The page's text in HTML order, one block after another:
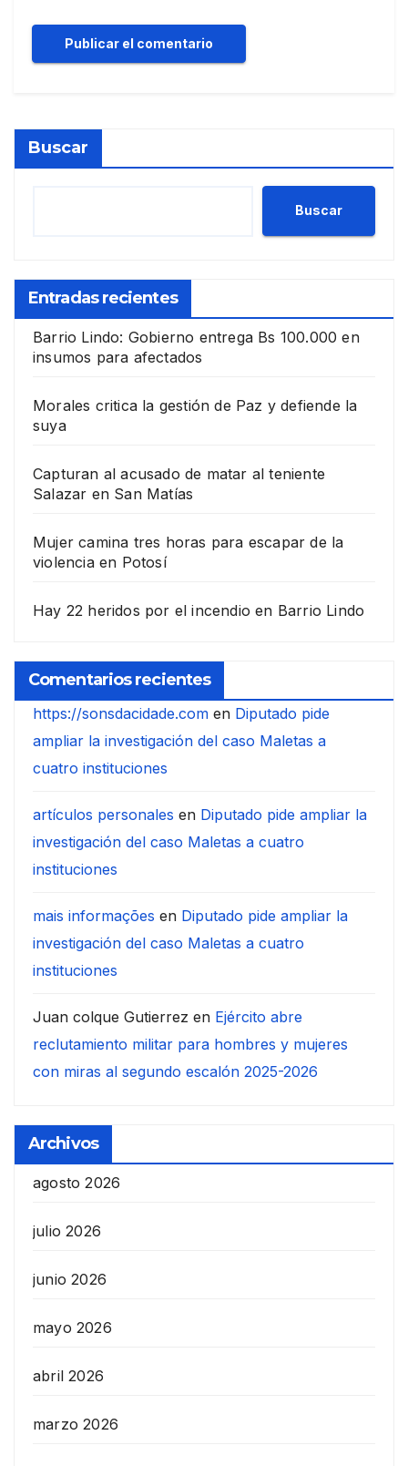
Buscar
Buscar
Entradas recientes
Barrio Lindo: Gobierno entrega Bs 100.000 en
insumos para afectados
Morales critica la gestión de Paz y defiende la
suya
Capturan al acusado de matar al teniente
Salazar en San Matías
Mujer camina tres horas para escapar de la
violencia en Potosí
Hay 22 heridos por el incendio en Barrio Lindo
Comentarios recientes
https://sonsdacidade.com en Diputado pide
ampliar la investigación del caso Maletas a
cuatro instituciones
artículos personales en Diputado pide ampliar la
investigación del caso Maletas a cuatro
instituciones
mais informações en Diputado pide ampliar la
investigación del caso Maletas a cuatro
instituciones
Juan colque Gutierrez en Ejército abre
reclutamiento militar para hombres y mujeres
con miras al segundo escalón 2025-2026
Archivos
agosto 2026
julio 2026
junio 2026
mayo 2026
abril 2026
marzo 2026